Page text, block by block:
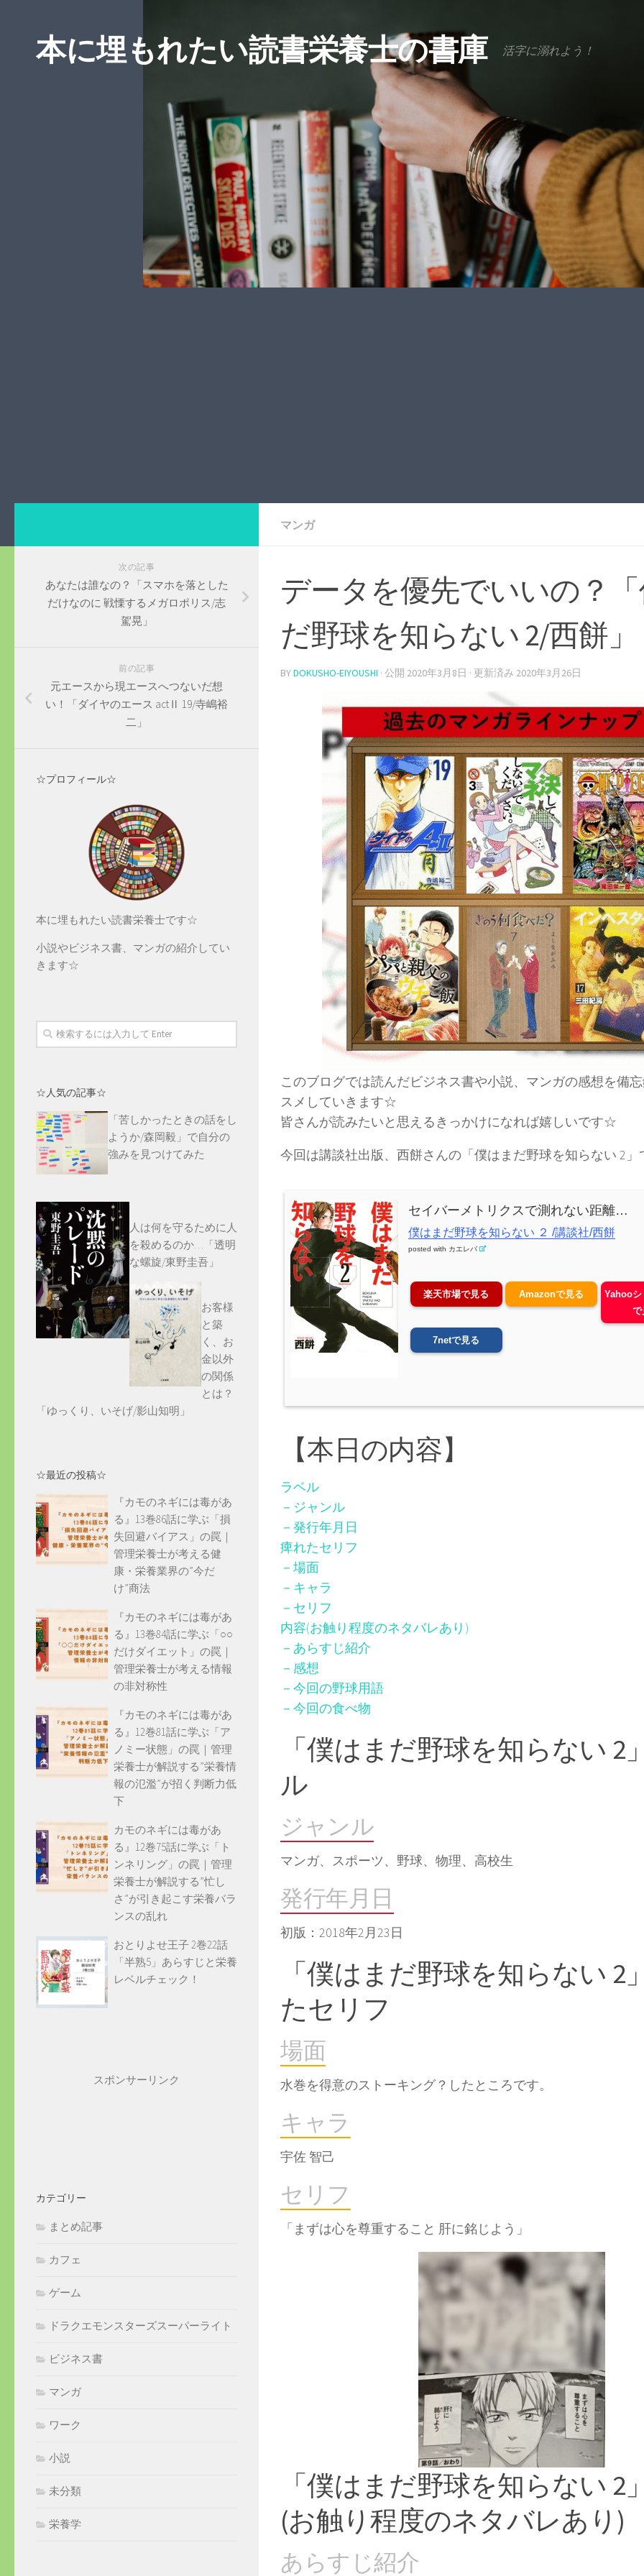
本に埋もれたい読書栄養士の書庫 活字に溺れよう！
マンガ
データを優先でいいの？
だ野球を知らない 2/西餅」
BYDOKUSHO-EIYOUSHI · 公開 2020年3月8日 · 更新済み 2020年3月26日
このブログでは読んだビジネス書や小説、マンガの感想を備
スメしていきます☆
皆さんが読みたいと思えるきっかけになれば嬉しいです☆
今回は講談社出版、西餅さんの「僕はまだ野球を知らない 2
セイバーメトリクスで測れない距離…
僕はまだ野球を知らない ２ /講談社/西餅
posted with カエレバ
楽天市場で見る Amazonで見る
Yahooシ
で
7netで見る
【本日の内容】
ラベル
－ジャンル
－発行年月日
痺れたセリフ
－場面
－キャラ
－セリフ
内容(お触り程度のネタバレあり)
－あらすじ紹介
－感想
－今回の野球用語
－今回の食べ物
「僕はまだ野球を知らない 2
ル
ジャンル
マンガ、スポーツ、野球、物理、高校生
発行年月日
初版：2018年2月23日
「僕はまだ野球を知らない 2
たセリフ
場面
水巻を得意のストーキング？したところです。
キャラ
宇佐 智己
セリフ
「まずは心を尊重すること 肝に銘じよう」
「僕はまだ野球を知らない 2
(お触り程度のネタバレあり)
あらすじ紹介
次の記事
あなたは誰なの？「スマホを落とした
だけなのに 戦慄するメガロポリス/志
駕晃」
前の記事
元エースから現エースへつないだ想
い！「ダイヤのエース actⅡ 19/寺嶋裕
二」
☆プロフィール☆
本に埋もれたい読書栄養士です☆
小説やビジネス書、マンガの紹介してい
きます☆
☆人気の記事☆
「苦しかったときの話をし
ようか/森岡毅」で自分の
強みを見つけてみた
人は何を守るために人
を殺めるのか…「透明
な螺旋/東野圭吾」
お客様
と築
く、お
金以外
の関係
とは？
「ゆっくり、いそげ/影山知明」
☆最近の投稿☆
『カモのネギには毒があ
る』13巻86話に学ぶ「損
失回避バイアス」の罠｜
管理栄養士が考える健
康・栄養業界の”今だ
け”商法
『カモのネギには毒があ
る』13巻84話に学ぶ「○○
だけダイエット」の罠｜
管理栄養士が考える情報
の非対称性
『カモのネギには毒があ
る』12巻81話に学ぶ「ア
ノミー状態」の罠｜管理
栄養士が解説する”栄養情
報の氾濫”が招く判断力低
下
カモのネギには毒があ
る』12巻75話に学ぶ「ト
ンネリング」の罠｜管理
栄養士が解説する”忙し
さ”が引き起こす栄養バラ
ンスの乱れ
おとりよせ王子 2巻22話
「半熟5」あらすじと栄養
レベルチェック！
スポンサーリンク
カテゴリー
まとめ記事
カフェ
ゲーム
ドラクエモンスターズスーパーライト
ビジネス書
マンガ
ワーク
小説
未分類
栄養学